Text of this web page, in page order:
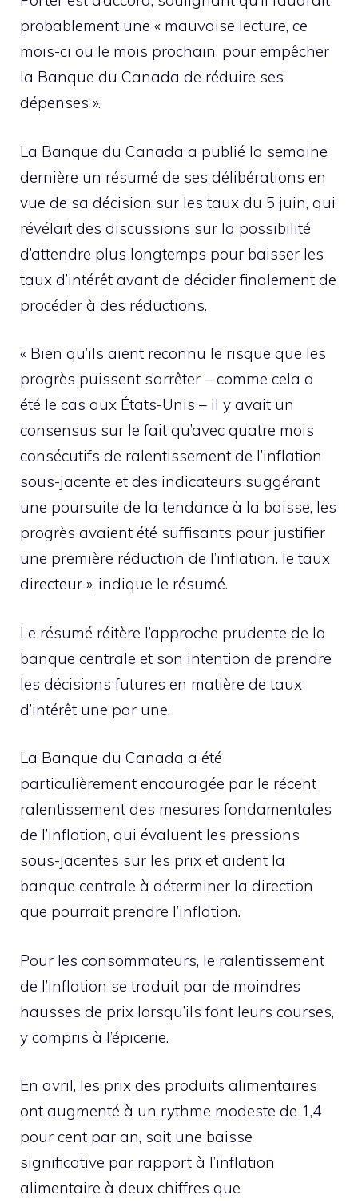
probablement une « mauvaise lecture, ce
mois-ci ou le mois prochain, pour empêcher
la Banque du Canada de réduire ses
dépenses ».
La Banque du Canada a publié la semaine
dernière un résumé de ses délibérations en
vue de sa décision sur les taux du 5 juin, qui
révélait des discussions sur la possibilité
d’attendre plus longtemps pour baisser les
taux d’intérêt avant de décider finalement de
procéder à des réductions.
« Bien qu’ils aient reconnu le risque que les
progrès puissent s’arrêter – comme cela a
été le cas aux États-Unis – il y avait un
consensus sur le fait qu’avec quatre mois
consécutifs de ralentissement de l’inflation
sous-jacente et des indicateurs suggérant
une poursuite de la tendance à la baisse, les
progrès avaient été suffisants pour justifier
une première réduction de l’inflation. le taux
directeur », indique le résumé.
Le résumé réitère l’approche prudente de la
banque centrale et son intention de prendre
les décisions futures en matière de taux
d’intérêt une par une.
La Banque du Canada a été
particulièrement encouragée par le récent
ralentissement des mesures fondamentales
de l’inflation, qui évaluent les pressions
sous-jacentes sur les prix et aident la
banque centrale à déterminer la direction
que pourrait prendre l’inflation.
Pour les consommateurs, le ralentissement
de l’inflation se traduit par de moindres
hausses de prix lorsqu’ils font leurs courses,
y compris à l’épicerie.
En avril, les prix des produits alimentaires
ont augmenté à un rythme modeste de 1,4
pour cent par an, soit une baisse
significative par rapport à l’inflation
alimentaire à deux chiffres que